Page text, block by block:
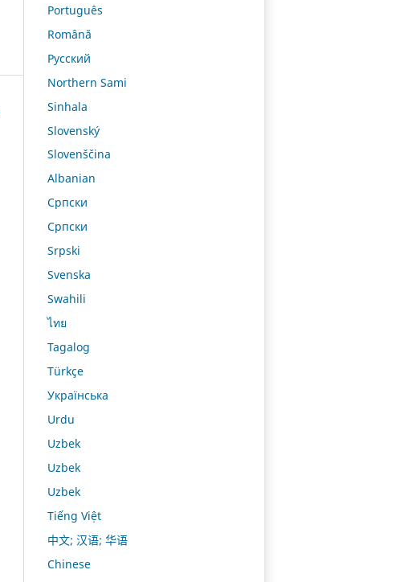
Português
Română
Русский
Northern Sami
Sinhala
Slovenský
Slovenščina
Albanian
Српски
Српски
Srpski
Svenska
Swahili
ไทย
Tagalog
Türkçe
Українська
Urdu
Uzbek
Uzbek
Uzbek
Tiếng Việt
中文; 汉语; 华语
Chinese